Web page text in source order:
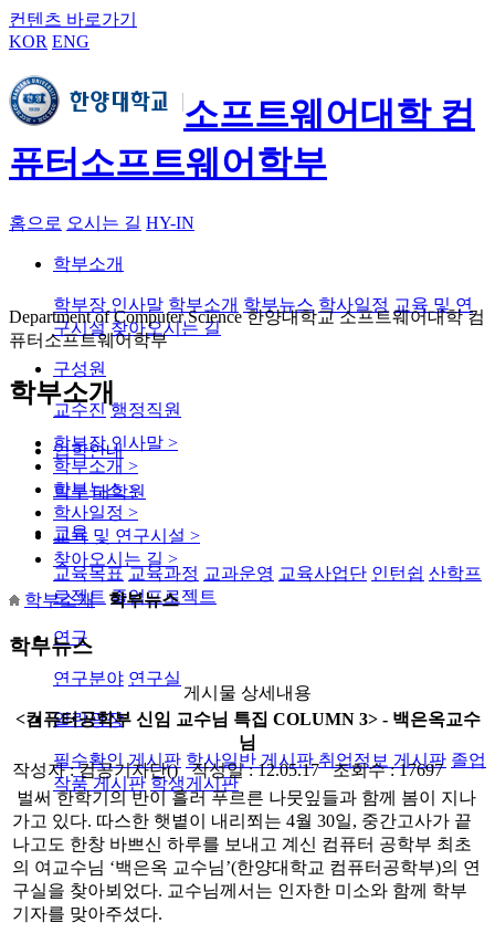
컨텐츠 바로가기
KOR ENG
소프트웨어대학 컴
퓨터소프트웨어학부
홈으로 오시는 길 HY-IN
학부소개
학부장 인사말 학부소개 학부뉴스 학사일정 교육 및 연
구시설 찾아오시는 길
구성원
교수진 행정직원
입학안내
학부 대학원
교육
교육목표 교육과정 교과운영 교육사업단 인턴쉽 산학프
로젝트 졸업프로젝트
연구
연구분야 연구실
열린광장
필수확인 게시판 학사일반 게시판 취업정보 게시판 졸업
작품 게시판 학생게시판
Department of Computer Science 한양대학교 소프트웨어대학 컴
퓨터소프트웨어학부
학부소개
학부장 인사말 >
학부소개 >
학부뉴스>
학사일정 >
교육 및 연구시설 >
찾아오시는 길 >
학부소개 학부뉴스
학부뉴스
게시물 상세내용
<컴퓨터공학부 신임 교수님 특집 COLUMN 3> - 백은옥교수
님
작성자 : 컴공기자단() 작성일 : 12.05.17 조회수 : 17697
벌써 한학기의 반이 흘러 푸르른 나뭇잎들과 함께 봄이 지나
가고 있다. 따스한 햇볕이 내리쬐는 4월 30일, 중간고사가 끝
나고도 한창 바쁘신 하루를 보내고 계신 컴퓨터 공학부 최초
의 여교수님 ‘백은옥 교수님’(한양대학교 컴퓨터공학부)의 연
구실을 찾아뵈었다. 교수님께서는 인자한 미소와 함께 학부
기자를 맞아주셨다.